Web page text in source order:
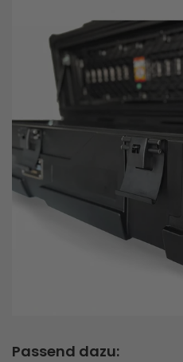
Passend dazu: